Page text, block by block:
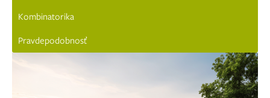
Kombinatorika
Pravdepodobnosť